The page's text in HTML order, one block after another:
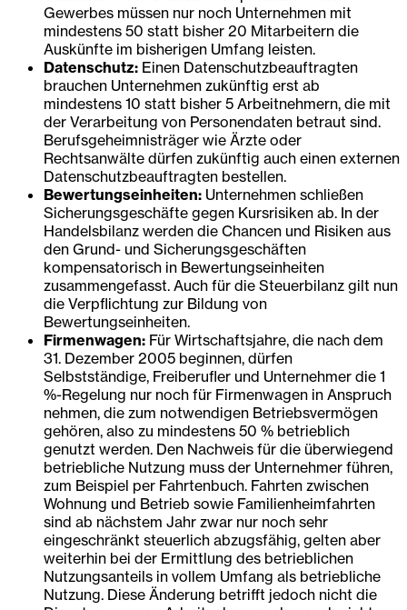
Gewerbes müssen nur noch Unternehmen mit
mindestens 50 statt bisher 20 Mitarbeitern die
Auskünfte im bisherigen Umfang leisten.
Datenschutz: Einen Datenschutzbeauftragten
brauchen Unternehmen zukünftig erst ab
mindestens 10 statt bisher 5 Arbeitnehmern, die mit
der Verarbeitung von Personendaten betraut sind.
Berufsgeheimnisträger wie Ärzte oder
Rechtsanwälte dürfen zukünftig auch einen externen
Datenschutzbeauftragten bestellen.
Bewertungseinheiten: Unternehmen schließen
Sicherungsgeschäfte gegen Kursrisiken ab. In der
Handelsbilanz werden die Chancen und Risiken aus
den Grund- und Sicherungsgeschäften
kompensatorisch in Bewertungseinheiten
zusammengefasst. Auch für die Steuerbilanz gilt nun
die Verpflichtung zur Bildung von
Bewertungseinheiten.
Firmenwagen: Für Wirtschaftsjahre, die nach dem
31. Dezember 2005 beginnen, dürfen
Selbstständige, Freiberufler und Unternehmer die 1
%-Regelung nur noch für Firmenwagen in Anspruch
nehmen, die zum notwendigen Betriebsvermögen
gehören, also zu mindestens 50 % betrieblich
genutzt werden. Den Nachweis für die überwiegend
betriebliche Nutzung muss der Unternehmer führen,
zum Beispiel per Fahrtenbuch. Fahrten zwischen
Wohnung und Betrieb sowie Familienheimfahrten
sind ab nächstem Jahr zwar nur noch sehr
eingeschränkt steuerlich abzugsfähig, gelten aber
weiterhin bei der Ermittlung des betrieblichen
Nutzungsanteils in vollem Umfang als betriebliche
Nutzung. Diese Änderung betrifft jedoch nicht die